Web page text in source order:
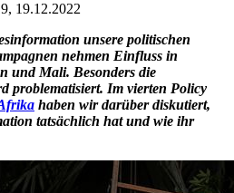
19.12.2022
unsere politischen
nehmen Einfluss in
und Mali. Besonders die
problematisiert. Im vierten Policy
haben wir darüber diskutiert,
tatsächlich hat und wie ihr